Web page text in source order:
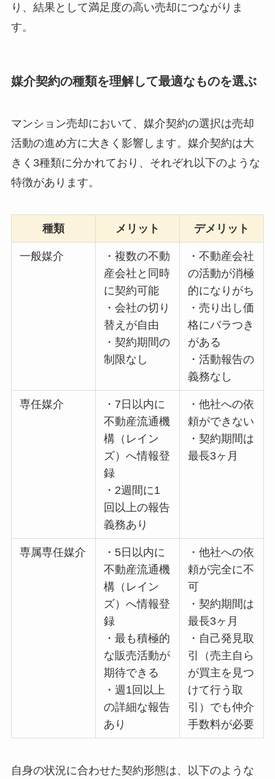
り、結果として満足度の高い売却につながりま
す。
媒介契約の種類を理解して最適なものを選ぶ
マンション売却において、媒介契約の選択は売却
活動の進め方に大きく影響します。媒介契約は大
きく3種類に分かれており、それぞれ以下のような
特徴があります。
種類 メリット デメリット
一般媒介
・複数の不動
産会社と同時
に契約可能
・会社の切り
替えが自由
・契約期間の
制限なし
・不動産会社
の活動が消極
的になりがち
・売り出し価
格にバラつき
がある
・活動報告の
義務なし
専任媒介
・7日以内に
不動産流通機
構（レイン
ズ）へ情報登
録
・2週間に1
回以上の報告
義務あり
・他社への依
頼ができない
・契約期間は
最長3ヶ月
専属専任媒介
・5日以内に
不動産流通機
構（レイン
ズ）へ情報登
録
・最も積極的
な販売活動が
期待できる
・週1回以上
の詳細な報告
あり
・他社への依
頼が完全に不
可
・契約期間は
最長3ヶ月
・自己発見取
引（売主自ら
が買主を見つ
けて行う取
引）でも仲介
手数料が必要
自身の状況に合わせた契約形態は、以下のような